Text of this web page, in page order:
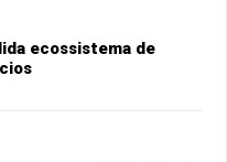
ecossistema de